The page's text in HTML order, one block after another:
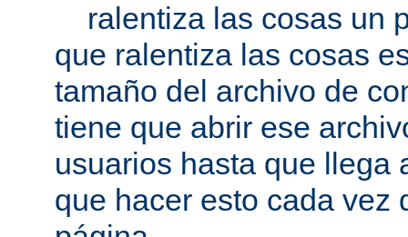
ralentiza las cosas un
que ralentiza las cosas
tamaño del archivo de
tiene que abrir ese
usuarios hasta que llega
que hacer esto cada vez